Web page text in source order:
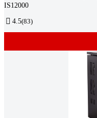
IS12000
4.5(83)